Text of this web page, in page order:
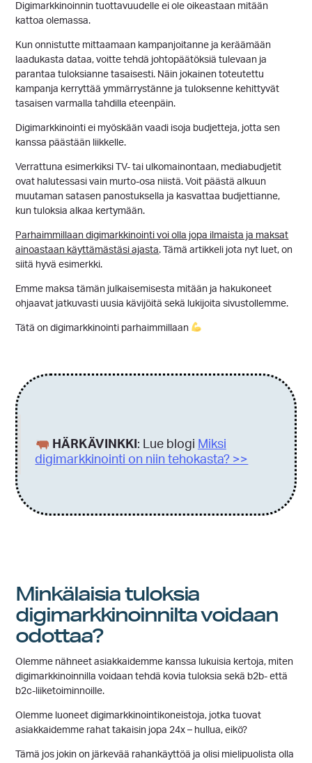
Digimarkkinoinnin tuottavuudelle ei ole oikeastaan mitään
kattoa olemassa.
Kun onnistutte mittaamaan kampanjoitanne ja keräämään
laadukasta dataa, voitte tehdä johtopäätöksiä tulevaan ja
parantaa tuloksianne tasaisesti. Näin jokainen toteutettu
kampanja kerryttää ymmärrystänne ja tuloksenne kehittyvät
tasaisen varmalla tahdilla eteenpäin.
Digimarkkinointi ei myöskään vaadi isoja budjetteja, jotta sen
kanssa päästään liikkelle.
Verrattuna esimerkiksi TV- tai ulkomainontaan, mediabudjetit
ovat halutessasi vain murto-osa niistä. Voit päästä alkuun
muutaman satasen panostuksella ja kasvattaa budjettianne,
kun tuloksia alkaa kertymään.
Parhaimmillaan digimarkkinointi voi olla jopa ilmaista ja maksat
ainoastaan käyttämästäsi ajasta. Tämä artikkeli jota nyt luet, on
siitä hyvä esimerkki.
Emme maksa tämän julkaisemisesta mitään ja hakukoneet
ohjaavat jatkuvasti uusia kävijöitä sekä lukijoita sivustollemme.
Tätä on digimarkkinointi parhaimmillaan
HÄRKÄVINKKI : Lue blogi Miksi
digimarkkinointi on niin tehokasta? >>
Minkälaisia tuloksia
digimarkkinoinnilta voidaan
odottaa?
Olemme nähneet asiakkaidemme kanssa lukuisia kertoja, miten
digimarkkinoinnilla voidaan tehdä kovia tuloksia sekä b2b- että
b2c-liiketoiminnoille.
Olemme luoneet digimarkkinointikoneistoja, jotka tuovat
asiakkaidemme rahat takaisin jopa 24x – hullua, eikö?
Tämä jos jokin on järkevää rahankäyttöä ja olisi mielipuolista olla